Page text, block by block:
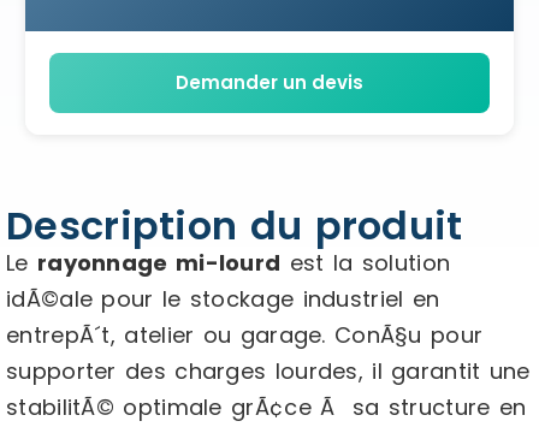
Demander un devis
Description du produit
Le rayonnage mi-lourd est la solution
idÃ©ale pour le stockage industriel en
entrepÃ´t, atelier ou garage. ConÃ§u pour
supporter des charges lourdes, il garantit une
stabilitÃ© optimale grÃ¢ce Ã sa structure en